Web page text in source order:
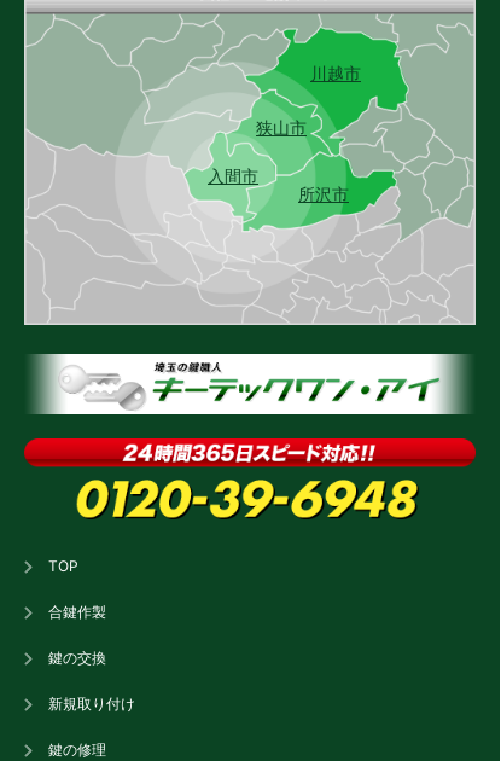
入間市
狭山市
所沢市
川越市
TOP
合鍵作製
鍵の交換
新規取り付け
鍵の修理